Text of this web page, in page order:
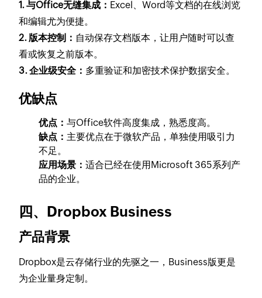
1. 与Office无缝集成： Excel、Word等文档的在线浏览
和编辑尤为便捷。
2. 版本控制： 自动保存文档版本，让用户随时可以查
看或恢复之前版本。
3. 企业级安全： 多重验证和加密技术保护数据安全。
优缺点
优点：与Office软件高度集成，熟悉度高。
缺点： 主要优点在于微软产品，单独使用吸引力
不足。
应用场景：适合已经在使用Microsoft 365系列产
品的企业。
四、Dropbox Business
产品背景
Dropbox是云存储行业的先驱之一，Business版更是
为企业量身定制。